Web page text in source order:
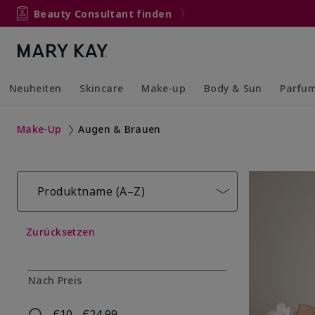
Beauty Consultant finden
Neuheiten Skincare Make-up Body & Sun
Make-Up Augen & Brauen
Produktname (A–Z)
Zurücksetzen
Nach Preis